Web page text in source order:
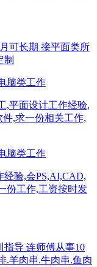
可长期 接平面类所
制
脑类工作
,平面设计工作经验,
,求一份相关工作,
脑类工作
经验,会PS,AI,CAD,
份工作,工资按时发
指导 连师傅从事10
.羊肉串.牛肉串.鱼肉